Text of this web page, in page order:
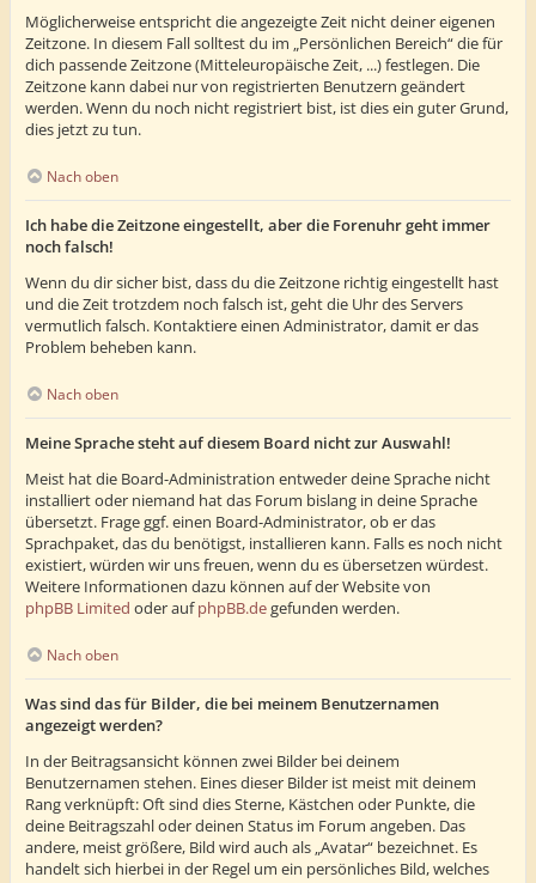
Möglicherweise entspricht die angezeigte Zeit nicht deiner eigenen
Zeitzone. In diesem Fall solltest du im „Persönlichen Bereich“ die für
dich passende Zeitzone (Mitteleuropäische Zeit, ...) festlegen. Die
Zeitzone kann dabei nur von registrierten Benutzern geändert
werden. Wenn du noch nicht registriert bist, ist dies ein guter Grund,
dies jetzt zu tun.
Nach oben
Ich habe die Zeitzone eingestellt, aber die Forenuhr geht immer
noch falsch!
Wenn du dir sicher bist, dass du die Zeitzone richtig eingestellt hast
und die Zeit trotzdem noch falsch ist, geht die Uhr des Servers
vermutlich falsch. Kontaktiere einen Administrator, damit er das
Problem beheben kann.
Nach oben
Meine Sprache steht auf diesem Board nicht zur Auswahl!
Meist hat die Board-Administration entweder deine Sprache nicht
installiert oder niemand hat das Forum bislang in deine Sprache
übersetzt. Frage ggf. einen Board-Administrator, ob er das
Sprachpaket, das du benötigst, installieren kann. Falls es noch nicht
existiert, würden wir uns freuen, wenn du es übersetzen würdest.
Weitere Informationen dazu können auf der Website von
phpBB Limited oder aufphpBB.degefunden werden.
Nach oben
Was sind das für Bilder, die bei meinem Benutzernamen
angezeigt werden?
In der Beitragsansicht können zwei Bilder bei deinem
Benutzernamen stehen. Eines dieser Bilder ist meist mit deinem
Rang verknüpft: Oft sind dies Sterne, Kästchen oder Punkte, die
deine Beitragszahl oder deinen Status im Forum angeben. Das
andere, meist größere, Bild wird auch als „Avatar“ bezeichnet. Es
handelt sich hierbei in der Regel um ein persönliches Bild, welches